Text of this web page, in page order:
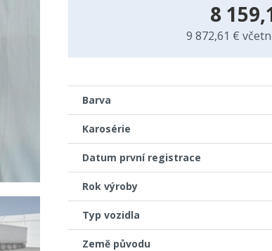
8
9 872,61 €
Barva
Karosérie
Datum první registrace
Rok výroby
Typ vozidla
Země původu